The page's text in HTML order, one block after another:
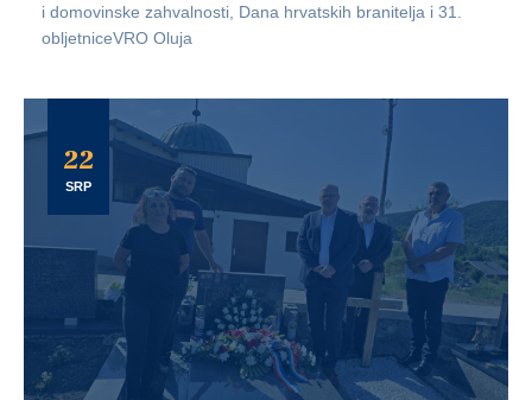
i domovinske zahvalnosti, Dana hrvatskih branitelja i 31.
obljetniceVRO Oluja
22
SRP